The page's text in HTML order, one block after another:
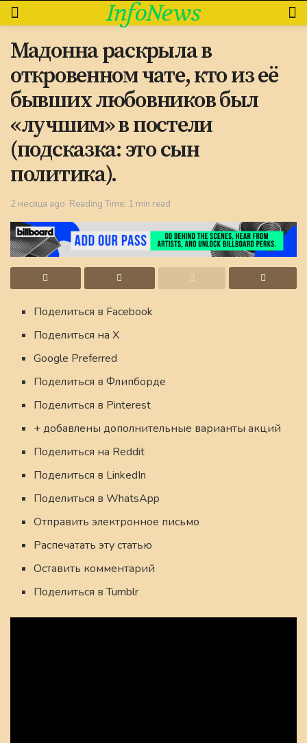
InfoNews
Мадонна раскрыла в
откровенном чате, кто из её
бывших любовников был
«лучшим» в постели
(подсказка: это сын
политика).
2 месяца ago Reading Time: 1 min read
Поделиться в Facebook
Поделиться на X
Google Preferred
Поделиться в Флипборде
Поделиться в Pinterest
+ добавлены дополнительные варианты акций
Поделиться на Reddit
Поделиться в LinkedIn
Поделиться в WhatsApp
Отправить электронное письмо
Распечатать эту статью
Оставить комментарий
Поделиться в Tumblr